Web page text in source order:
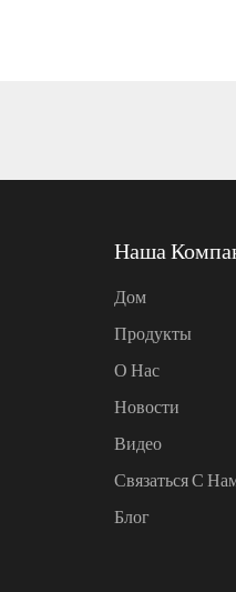
L
L
Наша
Дом
Продукты
О Нас
Новости
Видео
Связаться С
Блог